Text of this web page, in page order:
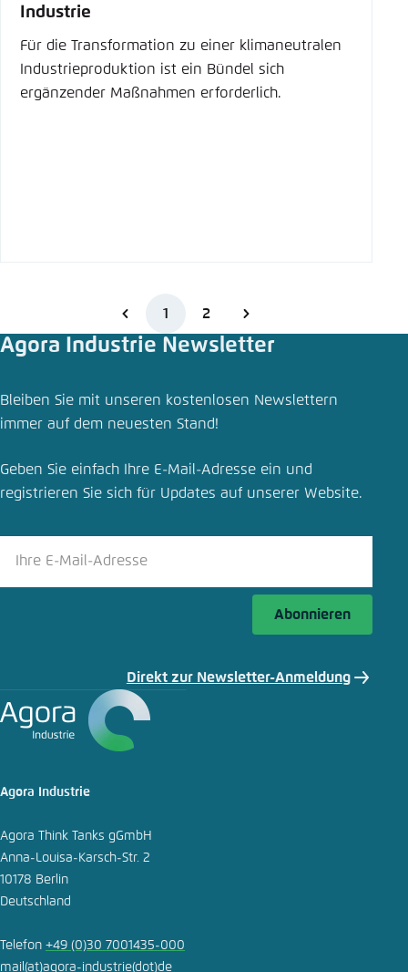
Industrie
Für die Transformation zu einer klimaneutralen
Industrieproduktion ist ein Bündel sich
ergänzender Maßnahmen erforderlich.
1 2
Agora Industrie Newsletter
Bleiben Sie mit unseren kostenlosen Newslettern
immer auf dem neuesten Stand!
Geben Sie einfach Ihre E-Mail-Adresse ein und
registrieren Sie sich für Updates auf unserer Website.
Abonnieren
Direkt zur Newsletter-Anmeldung
Agora Industrie
Agora Think Tanks gGmbH
Anna-Louisa-Karsch-Str. 2
10178 Berlin
Deutschland
Telefon +49 (0)30 7001435-000
mail(at)agora-industrie(dot)de